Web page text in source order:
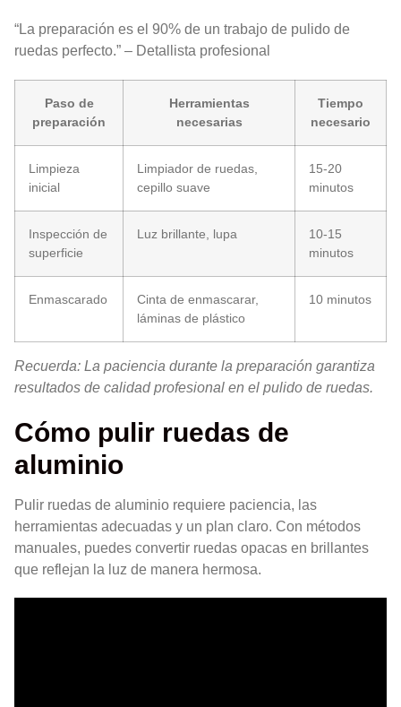
“La preparación es el 90% de un trabajo de pulido de
ruedas perfecto.” – Detallista profesional
Paso de
preparación
Herramientas
necesarias
Tiempo
necesario
Limpieza
inicial
Limpiador de ruedas,
cepillo suave
15-20
minutos
Inspección de
superficie
Luz brillante, lupa
10-15
minutos
Enmascarado
Cinta de enmascarar,
láminas de plástico
10 minutos
Recuerda: La paciencia durante la preparación garantiza
resultados de calidad profesional en el pulido de ruedas.
Cómo pulir ruedas de
aluminio
Pulir ruedas de aluminio requiere paciencia, las
herramientas adecuadas y un plan claro. Con métodos
manuales, puedes convertir ruedas opacas en brillantes
que reflejan la luz de manera hermosa.